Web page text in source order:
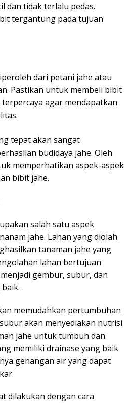
dan tidak terlalu pedas.
tergantung pada tujuan
dari petani jahe atau
Pastikan untuk membeli bibit
agar mendapatkan
tepat akan sangat
budidaya jahe. Oleh
memperhatikan aspek-aspek
bibit jahe.
salah satu aspek
jahe. Lahan yang diolah
tanaman jahe yang
lahan bertujuan
gembur, subur, dan
memudahkan pertumbuhan
akan menyediakan nutrisi
jahe untuk tumbuh dan
memiliki drainase yang baik
genangan air yang dapat
dilakukan dengan cara